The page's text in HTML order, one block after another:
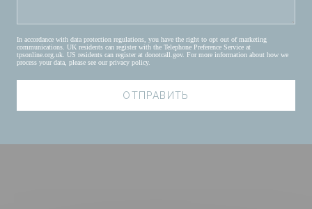
In accordance with data protection regulations, you have the right to opt out of marketing
communications. UK residents can register with the Telephone Preference Service at
tpsonline.org.uk . US residents can register at donotcall.gov. For more information about how we
process your data, please see our privacy policy.